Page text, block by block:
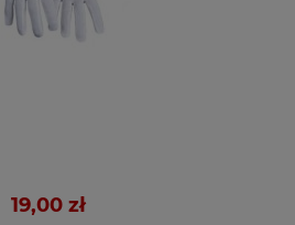
19,00 zł